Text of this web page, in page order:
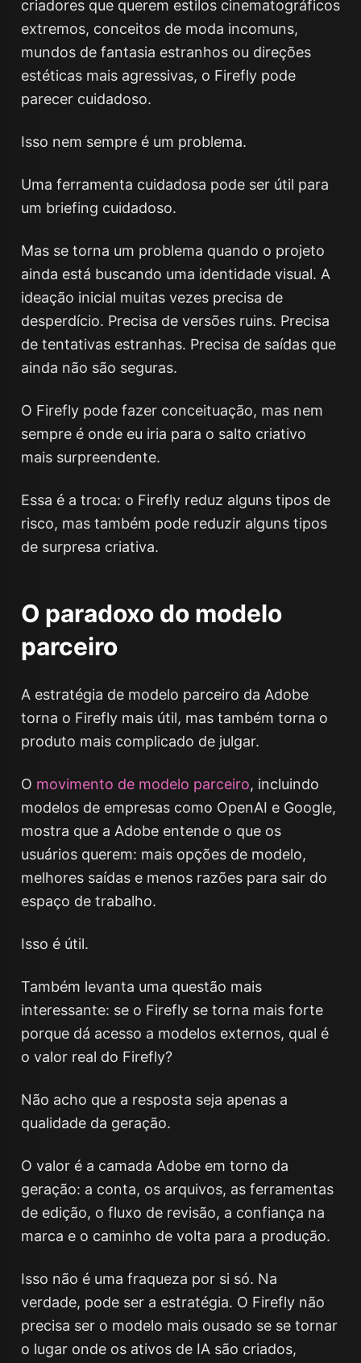
criadores que querem estilos cinematográficos
extremos, conceitos de moda incomuns,
mundos de fantasia estranhos ou direções
estéticas mais agressivas, o Firefly pode
parecer cuidadoso.
Isso nem sempre é um problema.
Uma ferramenta cuidadosa pode ser útil para
um briefing cuidadoso.
Mas se torna um problema quando o projeto
ainda está buscando uma identidade visual. A
ideação inicial muitas vezes precisa de
desperdício. Precisa de versões ruins. Precisa
de tentativas estranhas. Precisa de saídas que
ainda não são seguras.
O Firefly pode fazer conceituação, mas nem
sempre é onde eu iria para o salto criativo
mais surpreendente.
Essa é a troca: o Firefly reduz alguns tipos de
risco, mas também pode reduzir alguns tipos
de surpresa criativa.
O paradoxo do modelo
parceiro
A estratégia de modelo parceiro da Adobe
torna o Firefly mais útil, mas também torna o
produto mais complicado de julgar.
O movimento de modelo parceiro, incluindo
modelos de empresas como OpenAI e Google,
mostra que a Adobe entende o que os
usuários querem: mais opções de modelo,
melhores saídas e menos razões para sair do
espaço de trabalho.
Isso é útil.
Também levanta uma questão mais
interessante: se o Firefly se torna mais forte
porque dá acesso a modelos externos, qual é
o valor real do Firefly?
Não acho que a resposta seja apenas a
qualidade da geração.
O valor é a camada Adobe em torno da
geração: a conta, os arquivos, as ferramentas
de edição, o fluxo de revisão, a confiança na
marca e o caminho de volta para a produção.
Isso não é uma fraqueza por si só. Na
verdade, pode ser a estratégia. O Firefly não
precisa ser o modelo mais ousado se se tornar
o lugar onde os ativos de IA são criados,